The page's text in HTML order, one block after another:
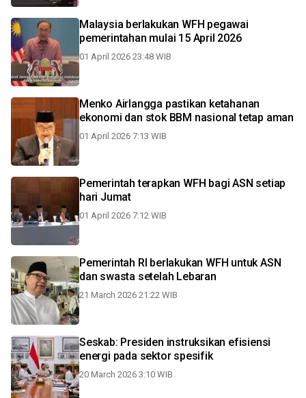
Malaysia berlakukan WFH pegawai
pemerintahan mulai 15 April 2026
01 April 2026 23:48 WIB
Menko Airlangga pastikan ketahanan
ekonomi dan stok BBM nasional tetap aman
01 April 2026 7:13 WIB
Pemerintah terapkan WFH bagi ASN setiap
hari Jumat
01 April 2026 7:12 WIB
Pemerintah RI berlakukan WFH untuk ASN
dan swasta setelah Lebaran
21 March 2026 21:22 WIB
Seskab: Presiden instruksikan efisiensi
energi pada sektor spesifik
20 March 2026 3:10 WIB